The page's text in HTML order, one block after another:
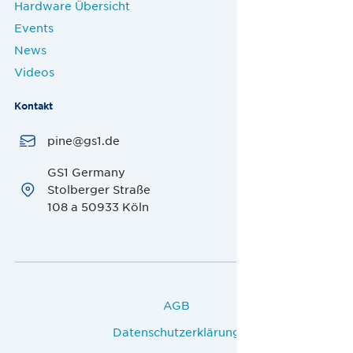
Hardware Übersicht
Events
News
Videos
Kontakt
pine@gs1.de
GS1 Germany
Stolberger Straße
108 a 50933 Köln
AGB
Datenschutzerklärung